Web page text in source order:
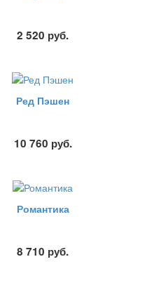
2 520 руб.
Ред Пэшен
10 760 руб.
Романтика
8 710 руб.